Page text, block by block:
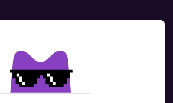
Lépj kapcsolatba velünk